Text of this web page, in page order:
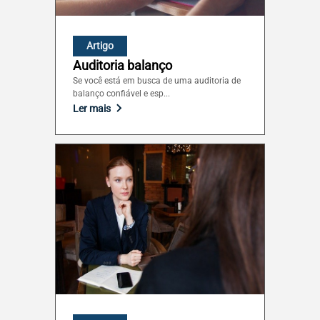
Sergipe (SE)
Tocantins (TO)
Brasilia (DF)
Artigo
Auditoria balanço
Se você está em busca de uma auditoria de
balanço confiável e esp...
Ler mais